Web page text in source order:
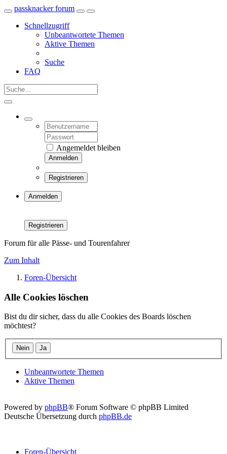
passknacker forum
Schnellzugriff
Unbeantwortete Themen
Aktive Themen
Suche
FAQ
Angemeldet bleiben
Anmelden
Registrieren
Anmelden
Registrieren
Forum für alle Pässe- und Tourenfahrer
Zum Inhalt
Foren-Übersicht
Alle Cookies löschen
Bist du dir sicher, dass du alle Cookies des Boards löschen
möchtest?
Unbeantwortete Themen
Aktive Themen
Powered by phpBB® Forum Software © phpBB Limited
Deutsche Übersetzung durch phpBB.de
Foren-Übersicht